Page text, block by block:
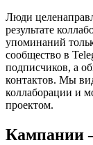
Люди
результате
упоминаний
сообщество в
подписчиков, а
контактов. Мы
коллаборации и
проектом.
Кампании